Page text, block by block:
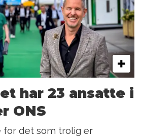
har 23 ansatte i
ONS
for det som trolig er